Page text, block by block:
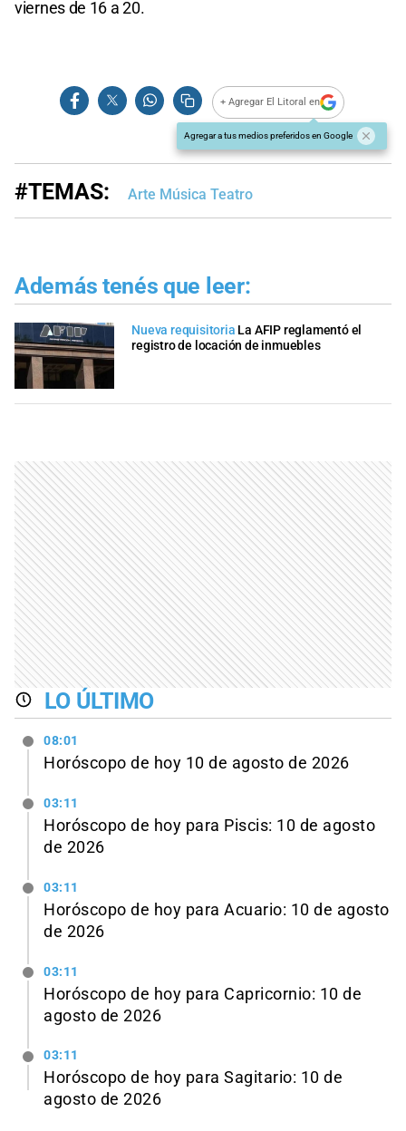
viernes de 16 a 20.
+ Agregar El Litoral en
Agregar a tus medios preferidos en Google
#TEMAS: Arte Música Teatro
Además tenés que leer:
Nueva requisitoria La AFIP reglamentó el
registro de locación de inmuebles
LO ÚLTIMO
08:01
Horóscopo de hoy 10 de agosto de 2026
03:11
Horóscopo de hoy para Piscis: 10 de agosto
de 2026
03:11
Horóscopo de hoy para Acuario: 10 de agosto
de 2026
03:11
Horóscopo de hoy para Capricornio: 10 de
agosto de 2026
03:11
Horóscopo de hoy para Sagitario: 10 de
agosto de 2026